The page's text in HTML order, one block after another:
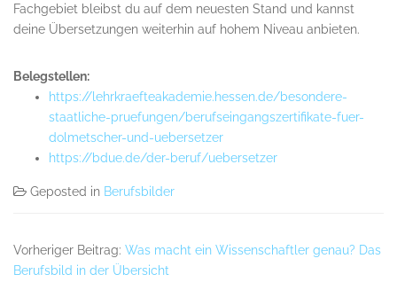
Fachgebiet bleibst du auf dem neuesten Stand und kannst
deine Übersetzungen weiterhin auf hohem Niveau anbieten.
Belegstellen:
https://lehrkraefteakademie.hessen.de/besondere-
staatliche-pruefungen/berufseingangszertifikate-fuer-
dolmetscher-und-uebersetzer
https://bdue.de/der-beruf/uebersetzer
Geposted in Berufsbilder
Vorheriger Beitrag: Was macht ein Wissenschaftler genau? Das
Berufsbild in der Übersicht